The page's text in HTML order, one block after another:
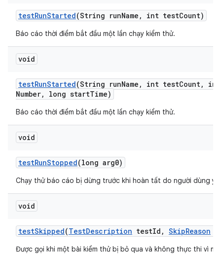
testRunStarted(String runName , int testCount)
Báo cáo thời điểm bắt đầu một lần chạy kiểm thử.
void
testRunStarted(String runName , int testCount,
int
Number, long startTime)
Báo cáo thời điểm bắt đầu một lần chạy kiểm thử.
void
testRunStopped(long arg0)
Chạy thử báo cáo bị dừng trước khi hoàn tất do người dùng
void
testSkipped(TestDescription testId , SkipReason
Được gọi khi một bài kiểm thử bị bỏ qua và không thực thi vì